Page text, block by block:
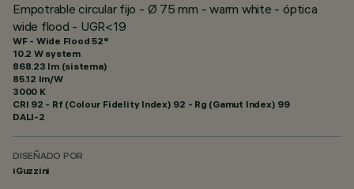
Empotrable circular fijo - Ø 75 mm - warm white - óptica
wide flood - UGR<19
WF - Wide Flood 52°
10.2 W system
868.23 lm (sistema)
85.12 lm/W
3000 K
CRI 92 - Rf (Colour Fidelity Index) 92 - Rg (Gamut Index) 99
DALI-2
DISEÑADO POR
iGuzzini